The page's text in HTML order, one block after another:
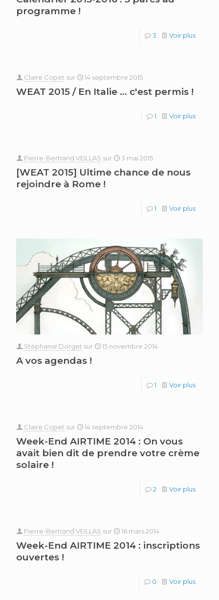
programme !
3 Voir plus
Claire Copet sur 14 septembre 2015
WEAT 2015 / En Italie … c'est permis !
1 Voir plus
Pierre-Bertrand VEILLAS sur 3 mai 2015
[WEAT 2015] Ultime chance de nous
rejoindre à Rome !
1 Voir plus
Stéphanie Dorget sur 15 novembre 2014
A vos agendas !
1 Voir plus
Claire Copet sur 14 septembre 2014
Week-End AIRTIME 2014 : On vous
avait bien dit de prendre votre crème
solaire !
2 Voir plus
Pierre-Bertrand VEILLAS sur 16 mars 2014
Week-End AIRTIME 2014 : inscriptions
ouvertes !
0 Voir plus